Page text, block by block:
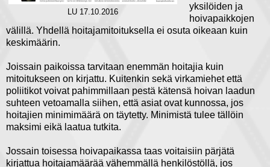
LU 17.10.2016
yksilöiden ja
hoivapaikkojen
välillä. Yhdellä hoitajamitoituksella ei osuta oikeaan kuin
keskimäärin.
Joissain paikoissa tarvitaan enemmän hoitajia kuin
mitoitukseen on kirjattu. Kuitenkin sekä virkamiehet että
poliitikot voivat pahimmillaan pestä kätensä hoivan laadun
suhteen vetoamalla siihen, että asiat ovat kunnossa, jos
hoitajien minimimäärä on täytetty. Minimistä tulee tällöin
maksimi eikä laatua tutkita.
Jossain toisessa hoivapaikassa taas voitaisiin pärjätä
kirjattua hoitajamäärää vähemmällä henkilöstöllä, jos